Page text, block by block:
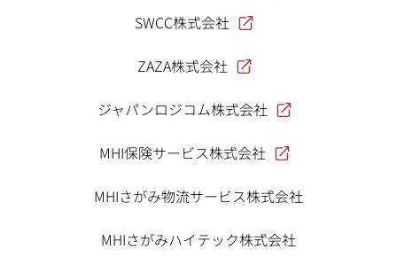
SWCC株式会社
ZAZA株式会社
ジャパンロジコム株式会社
MHI保険サービス株式会社
MHIさがみ物流サービス株式会社
MHIさがみハイテック株式会社